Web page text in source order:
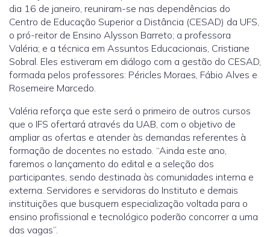
dia 16 de janeiro, reuniram-se nas dependências do
Centro de Educação Superior a Distância (CESAD) da UFS,
o pró-reitor de Ensino Alysson Barreto; a professora
Valéria; e a técnica em Assuntos Educacionais, Cristiane
Sobral. Eles estiveram em diálogo com a gestão do CESAD,
formada pelos professores: Péricles Moraes, Fábio Alves e
Rosemeire Marcedo.
Valéria reforça que este será o primeiro de outros cursos
que o IFS ofertará através da UAB, com o objetivo de
ampliar as ofertas e atender às demandas referentes à
formação de docentes no estado. “Ainda este ano,
faremos o lançamento do edital e a seleção dos
participantes, sendo destinada às comunidades interna e
externa. Servidores e servidoras do Instituto e demais
instituições que busquem especialização voltada para o
ensino profissional e tecnológico poderão concorrer a uma
das vagas”.